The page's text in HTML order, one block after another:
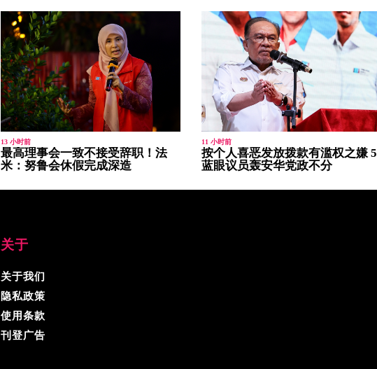
13 小时前
最高理事会一致不接受辞职！法
米：努鲁会休假完成深造
11 小时前
按个人喜恶发放拨款有滥权之嫌 5
蓝眼议员轰安华党政不分
关于
关于我们
隐私政策
使用条款
刊登广告